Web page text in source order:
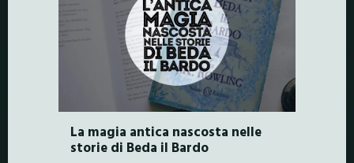
La magia antica nascosta nelle
storie di Beda il Bardo